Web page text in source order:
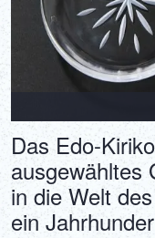
Das Edo-
ausgewähltes
in die Welt
ein